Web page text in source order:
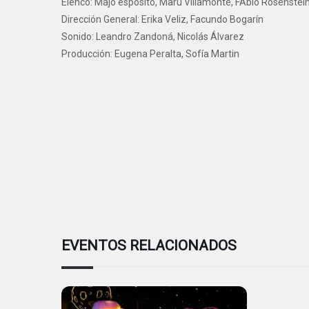
Dirección General: Erika Veliz, Facundo Bogarín
Sonido: Leandro Zandoná, Nicolás Álvarez
Producción: Eugena Peralta, Sofía Martin
EVENTOS RELACIONADOS